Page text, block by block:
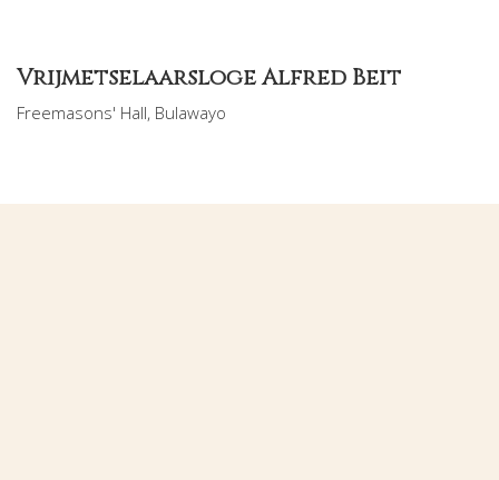
Vrijmetselaarsloge Alfred Beit
Freemasons' Hall, Bulawayo